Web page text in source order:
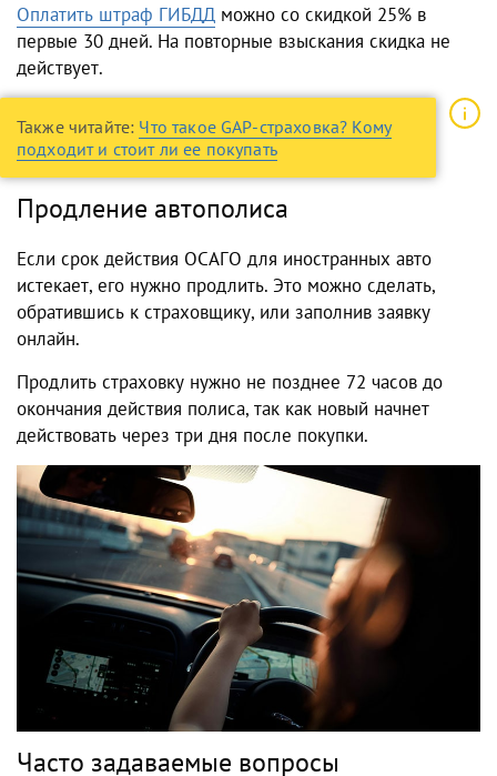
Оплатить штраф ГИБДД можно со скидкой 25% в
первые 30 дней. На повторные взыскания скидка не
действует.
Также читайте: Что такое GAP-страховка? Кому
подходит и стоит ли ее покупать
Продление автополиса
Если срок действия ОСАГО для иностранных авто
истекает, его нужно продлить. Это можно сделать,
обратившись к страховщику, или заполнив заявку
онлайн.
Продлить страховку нужно не позднее 72 часов до
окончания действия полиса, так как новый начнет
действовать через три дня после покупки.
Часто задаваемые вопросы